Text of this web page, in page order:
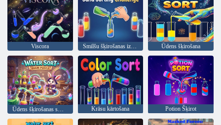
Viscora Smilšu šķirošanas izaicinājums Ūdens šķirošana
Ūdens šķirošanas smadzeņu mīklas Krāsu kārtošana Potion Šķirot